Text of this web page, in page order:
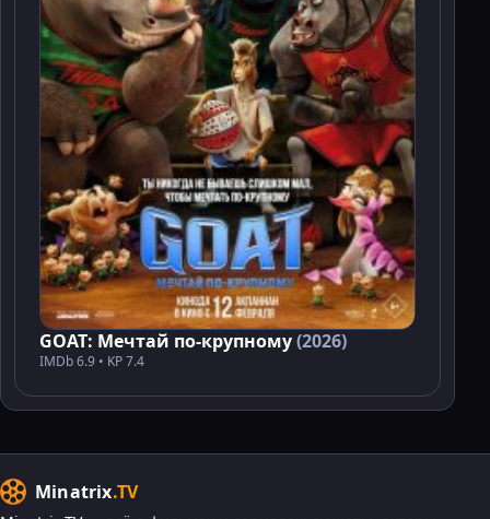
GOAT: Мечтай по-крупному(2026)
IMDb 6.9 • KP 7.4
Minatrix.TV